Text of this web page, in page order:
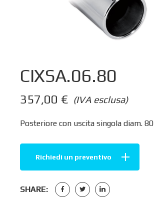
CIXSA.06.80
(IVA esclusa)
357,00 €
Posteriore con uscita singola diam. 80
Richiedi un preventivo
SHARE: